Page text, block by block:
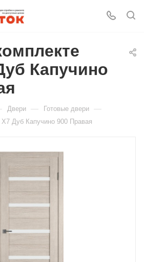
Капучино
Двери — Готовые двери —
Дуб Капучино 900 Правая